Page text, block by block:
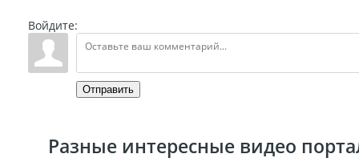
Войдите:
Отправить
Разные интересные видео